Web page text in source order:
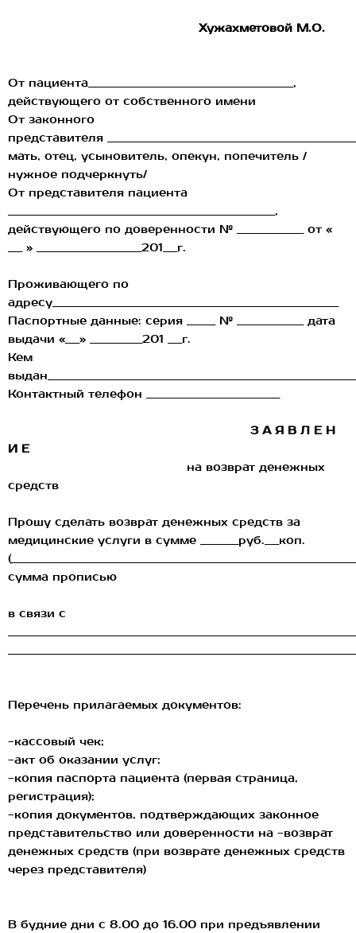
Хужахметовой М.О.
От пациента___________________________________________,
действующего от собственного имени
От законного
представителя
мать, отец, усыновитель, опекун, попечитель /
нужное подчеркнуть/
От представителя пациента
________________________________________________________,
действующего по доверенности № ______________ от «
___ » ______________________201___г.
Проживающего по
адресу____________________________________________________________
Паспортные данные: серия ______ № ______________ дата
выдачи «___» ___________201 ___г.
Кем
Контактный телефон ____________________________
З А Я В Л Е Н
И Е
на возврат денежных
средств
Прошу сделать возврат денежных средств за
медицинские услуги в сумме ________руб.___коп.
сумма прописью
в связи с
Перечень прилагаемых документов:
-кассовый чек;
-акт об оказании услуг;
-копия паспорта пациента (первая страница,
регистрация);
-копия документов, подтверждающих законное
представительство или доверенности на -возврат
денежных средств (при возврате денежных средств
через представителя)
В будние дни с 8.00 до 16.00 при предъявлении